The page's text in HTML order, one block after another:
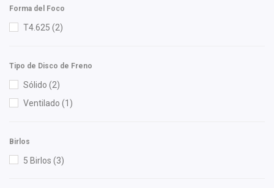
Ina(1)
Ingel(1)
Interfil(1)
ISAKA(10)
Kuhn(1)
M Series
Mann Filter
Forma del Foco
T4.625 (2)
Tipo de Disco de Freno
Sólido (2)
Ventilado (1)
Birlos
5 Birlos (3)